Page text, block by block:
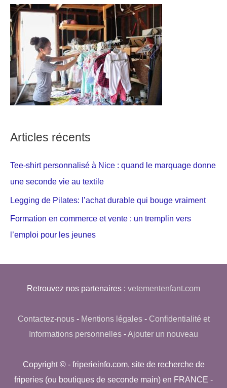
Articles récents
Tee-shirt personnalisé à Nice : quand le marquage donne
une seconde vie au textile
Legging de Pilates: l’achat durable qui bouge vraiment
Formation en commerce et vente : un tremplin vers
l’emploi pour les jeunes
Retrouvez nos partenaires : vetementenfant.com
Contactez-nous- Mentions légales- Confidentialité et
Informations personnelles - Ajouter un nouveau
Copyright © - friperieinfo.com, site de recherche de
friperies (ou boutiques de seconde main) en FRANCE -